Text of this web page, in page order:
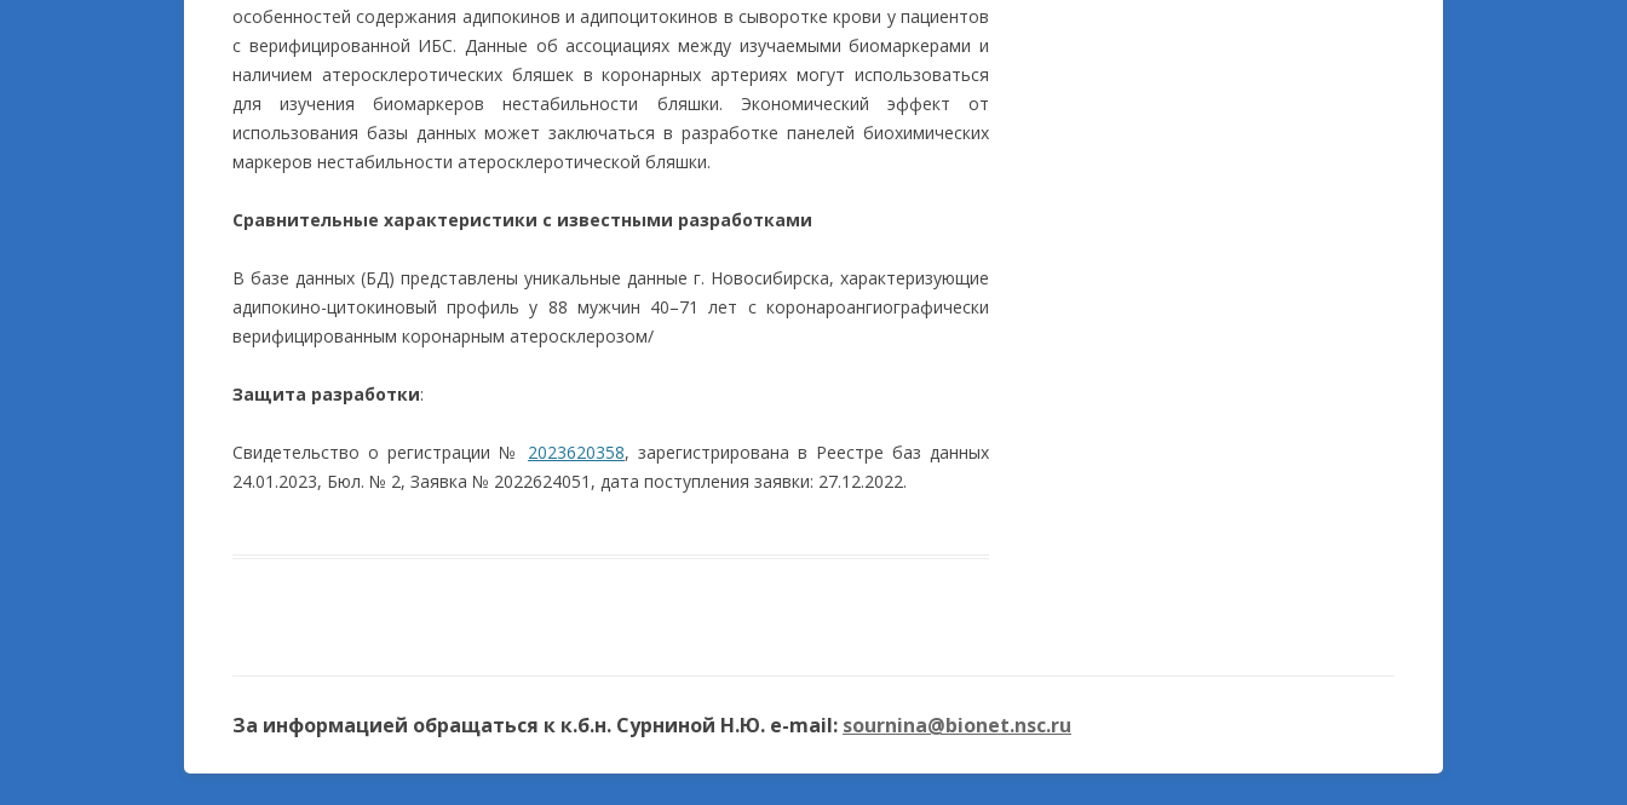
особенностей содержания адипокинов и адипоцитокинов в сыворотке крови у пациентов
с верифицированной ИБС. Данные об ассоциациях между изучаемыми биомаркерами и
наличием атеросклеротических бляшек в коронарных артериях могут использоваться
для изучения биомаркеров нестабильности бляшки. Экономический эффект от
использования базы данных может заключаться в разработке панелей биохимических
маркеров нестабильности атеросклеротической бляшки.
Сравнительные характеристики с известными разработками
В базе данных (БД) представлены уникальные данные г. Новосибирска, характеризующие
адипокино-цитокиновый профиль у 88 мужчин 40–71 лет с коронароангиографически
верифицированным коронарным атеросклерозом/
Защита разработки:
Свидетельство о регистрации № 2023620358, зарегистрирована в Реестре баз данных
24.01.2023, Бюл. № 2, Заявка № 2022624051, дата поступления заявки: 27.12.2022.
За информацией обращаться к к.б.н. Сурниной Н.Ю. e-mail: sournina@bionet.nsc.ru